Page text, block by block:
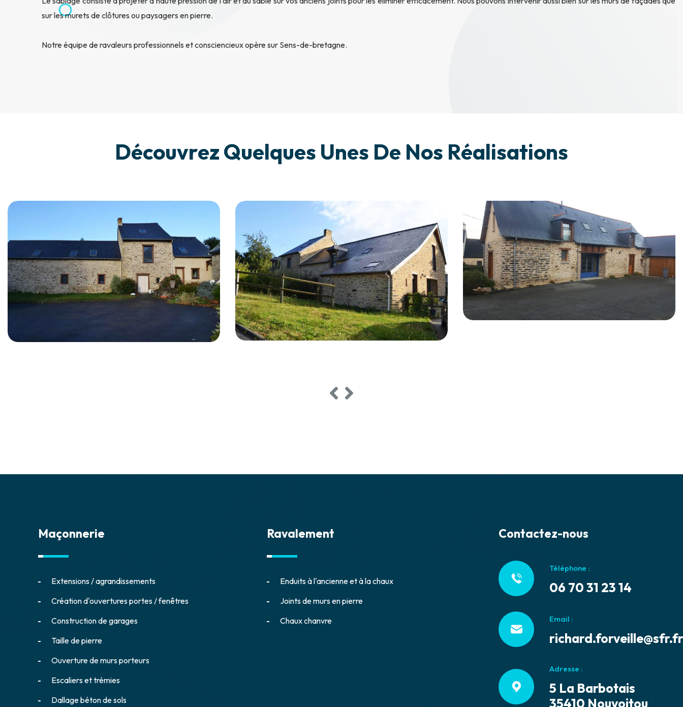
sur les murets de clôtures ou paysagers en pierre.
Notre équipe de ravaleurs professionnels et consciencieux opère sur Sens-de-bretagne.
Découvrez Quelques Unes De Nos Réalisations
Maçonnerie
Extensions / agrandissements
Création d'ouvertures portes / fenêtres
Construction de garages
Taille de pierre
Ouverture de murs porteurs
Escaliers et trémies
Dallage béton de sols
Ravalement
Enduits à l'ancienne et à la chaux
Joints de murs en pierre
Chaux chanvre
Contactez-nous
Téléphone :
06 70 31 23 14
Email :
richard.forveille@sfr.fr
Adresse :
5 La Barbotais
35410 Nouvoitou